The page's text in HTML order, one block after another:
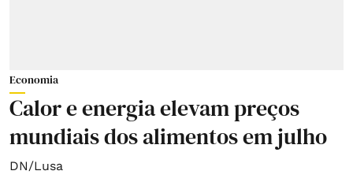
Economia
Calor e energia elevam preços
mundiais dos alimentos em julho
DN/Lusa